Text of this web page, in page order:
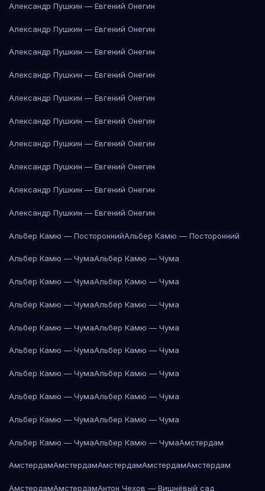
Александр Пушкин — Евгений Онегин
Александр Пушкин — Евгений Онегин
Александр Пушкин — Евгений Онегин
Александр Пушкин — Евгений Онегин
Александр Пушкин — Евгений Онегин
Александр Пушкин — Евгений Онегин
Александр Пушкин — Евгений Онегин
Александр Пушкин — Евгений Онегин
Александр Пушкин — Евгений Онегин
Александр Пушкин — Евгений Онегин
Альбер Камю — ПостороннийАльбер Камю — Посторонний
Альбер Камю — ЧумаАльбер Камю — Чума
Альбер Камю — ЧумаАльбер Камю — Чума
Альбер Камю — ЧумаАльбер Камю — Чума
Альбер Камю — ЧумаАльбер Камю — Чума
Альбер Камю — ЧумаАльбер Камю — Чума
Альбер Камю — ЧумаАльбер Камю — Чума
Альбер Камю — ЧумаАльбер Камю — Чума
Альбер Камю — ЧумаАльбер Камю — Чума
Альбер Камю — ЧумаАльбер Камю — ЧумаАмстердам
АмстердамАмстердамАмстердамАмстердамАмстердам
АмстердамАмстердамАнтон Чехов — Вишнёвый сад